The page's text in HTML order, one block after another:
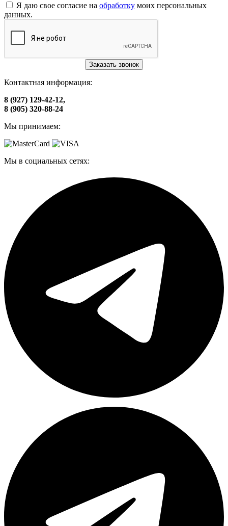
Я даю свое согласие на обработку моих персональных
данных.
Заказать звонок
Контактная информация:
8 (927) 129-42-12,
8 (905) 320-88-24
Мы принимаем:
Мы в социальных сетях: